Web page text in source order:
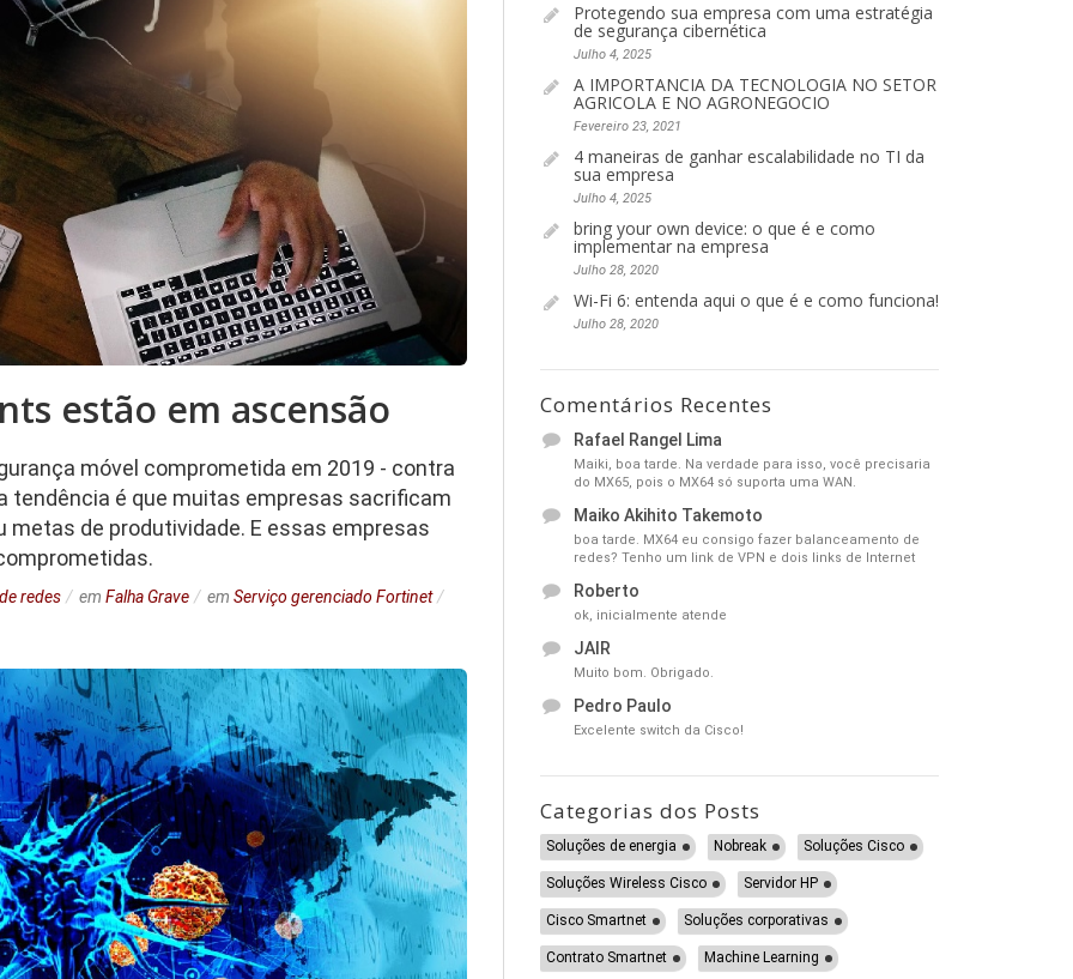
estão em ascensão
móvel comprometida em 2019 - contra
tendência é que muitas empresas sacrificam
metas de produtividade. E essas empresas
redes em Falha Grave em Serviço gerenciado Fortinet
Protegendo sua empresa com uma estratégia
de segurança cibernética
Julho 4, 2025
A IMPORTANCIA DA TECNOLOGIA NO SETOR
AGRICOLA E NO AGRONEGOCIO
Fevereiro 23, 2021
4 maneiras de ganhar escalabilidade no TI da
sua empresa
Julho 4, 2025
bring your own device: o que é e como
implementar na empresa
Julho 28, 2020
Wi-Fi 6: entenda aqui o que é e como funciona!
Julho 28, 2020
Comentários Recentes
Rafael Rangel Lima
Maiki, boa tarde. Na verdade para isso, você precisaria
do MX65, pois o MX64 só suporta uma WAN.
Maiko Akihito Takemoto
boa tarde. MX64 eu consigo fazer balanceamento de
redes? Tenho um link de VPN e dois links de Internet
Roberto
ok, inicialmente atende
JAIR
Muito bom. Obrigado.
Pedro Paulo
Excelente switch da Cisco!
Categorias dos Posts
Soluções de energia Nobreak Soluções Cisco
Soluções Wireless Cisco Servidor HP
Cisco Smartnet Soluções corporativas
Contrato Smartnet Machine Learning